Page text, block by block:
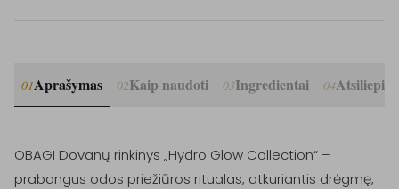
01Aprašymas 02Kaip naudoti 03Ingredientai 04
OBAGI Dovanų rinkinys „Hydro Glow Collection“ –
prabangus odos priežiūros ritualas, atkuriantis drėgmę,